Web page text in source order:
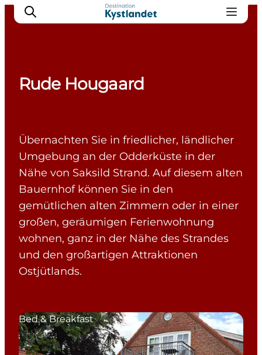
Unterkünfte
Camping
Rude Hougaard
Übernachten Sie in friedlicher, ländlicher
Umgebung an der Odderküste in der
Nähe von Saksild Strand. Auf diesem alten
Bauernhof können Sie in den
gemütlichen alten Zimmern oder in einer
großen, geräumigen Ferienwohnung
wohnen, ganz in der Nähe des Strandes
und den großartigen Attraktionen
Ostjütlands.
Bed & Breakfast